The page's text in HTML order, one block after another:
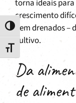
Toggle High Contrast
Toggle Font size
torna ideais
crescimento
bem drenados
cultivo.
Da
de